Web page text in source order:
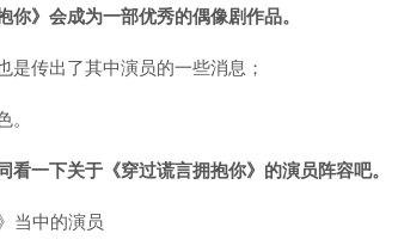
你》会成为一部优秀的偶像剧作品。
是传出了其中演员的一些消息；
。
看一下关于《穿过谎言拥抱你》的演员阵容吧。
当中的演员